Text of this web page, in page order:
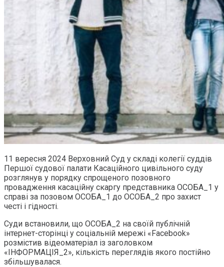
11 вересня 2024 Верховний Суд у складі колегії суддів
Першої судової палати Касаційного цивільного суду
розглянув у порядку спрощеного позовного
провадження касаційну скаргу представника ОСОБА_1 у
справі за позовом ОСОБА_1 до ОСОБА_2 про захист
честі і гідності.
Суди встановили, що ОСОБА_2 на своїй публічній
інтернет-сторінці у соціальній мережі «Facebook»
розмістив відеоматеріал із заголовком
«ІНФОРМАЦІЯ_2», кількість переглядів якого постійно
збільшувалася.